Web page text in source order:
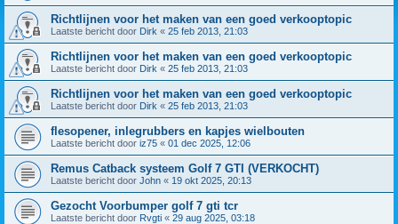
Richtlijnen voor het maken van een goed verkooptopic
Laatste bericht door Dirk « 25 feb 2013, 21:03
Richtlijnen voor het maken van een goed verkooptopic
Laatste bericht door Dirk « 25 feb 2013, 21:03
Richtlijnen voor het maken van een goed verkooptopic
Laatste bericht door Dirk « 25 feb 2013, 21:03
flesopener, inlegrubbers en kapjes wielbouten
Laatste bericht door iz75 « 01 dec 2025, 12:06
Remus Catback systeem Golf 7 GTI (VERKOCHT)
Laatste bericht door John « 19 okt 2025, 20:13
Gezocht Voorbumper golf 7 gti tcr
Laatste bericht door Rvgti « 29 aug 2025, 03:18